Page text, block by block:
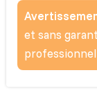
et sans